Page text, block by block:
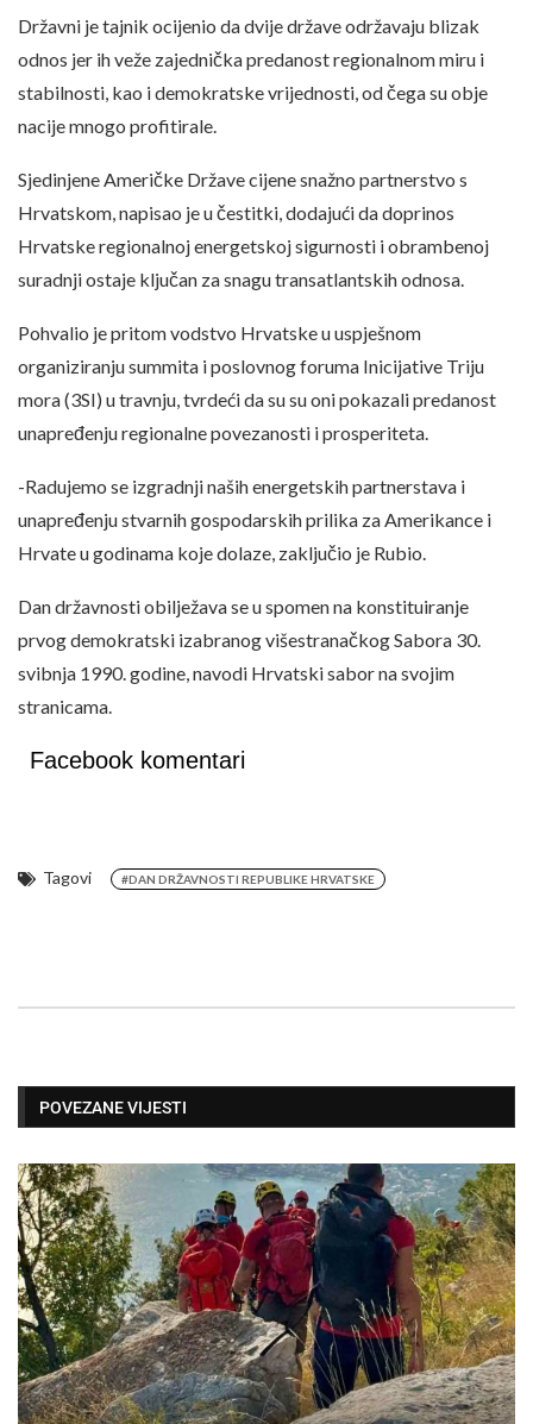
Državni je tajnik ocijenio da dvije države održavaju blizak
odnos jer ih veže zajednička predanost regionalnom miru i
stabilnosti, kao i demokratske vrijednosti, od čega su obje
nacije mnogo profitirale.
Sjedinjene Američke Države cijene snažno partnerstvo s
Hrvatskom, napisao je u čestitki, dodajući da doprinos
Hrvatske regionalnoj energetskoj sigurnosti i obrambenoj
suradnji ostaje ključan za snagu transatlantskih odnosa.
Pohvalio je pritom vodstvo Hrvatske u uspješnom
organiziranju summita i poslovnog foruma Inicijative Triju
mora (3SI) u travnju, tvrdeći da su su oni pokazali predanost
unapređenju regionalne povezanosti i prosperiteta.
-Radujemo se izgradnji naših energetskih partnerstava i
unapređenju stvarnih gospodarskih prilika za Amerikance i
Hrvate u godinama koje dolaze, zaključio je Rubio.
Dan državnosti obilježava se u spomen na konstituiranje
prvog demokratski izabranog višestranačkog Sabora 30.
svibnja 1990. godine, navodi Hrvatski sabor na svojim
stranicama.
Facebook komentari
Tagovi #DAN DRŽAVNOSTI REPUBLIKE HRVATSKE
POVEZANE VIJESTI